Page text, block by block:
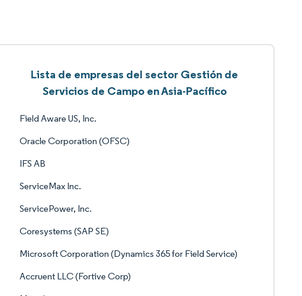
Lista de empresas del sector Gestión de
Servicios de Campo en Asia-Pacífico
Field Aware US, Inc.
Oracle Corporation (OFSC)
IFS AB
ServiceMax Inc.
ServicePower, Inc.
Coresystems (SAP SE)
Microsoft Corporation (Dynamics 365 for Field Service)
Accruent LLC (Fortive Corp)